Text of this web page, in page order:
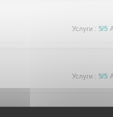
Услуги : 5/5
Услуги : 5/5
long Paris vacation. The